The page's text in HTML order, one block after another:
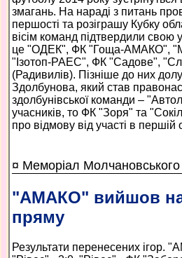
змагань. На нараді з питань
першості та розіграшу Кубку
вісім команд підтвердили свою
це "ОДЕК", ФК "Гоща-АМАКО",
"Ізотоп-РАЕС", ФК "Садове",
(Радивилів). Пізніше до них
Здолбунова, який став
здолбунівської команди –
учасників, то ФК "Зоря" та
про відмову від участі в першій
¤ Меморіал Молчановського
"АМАКО" вийшов
пряму
Результати перенесених ігор.